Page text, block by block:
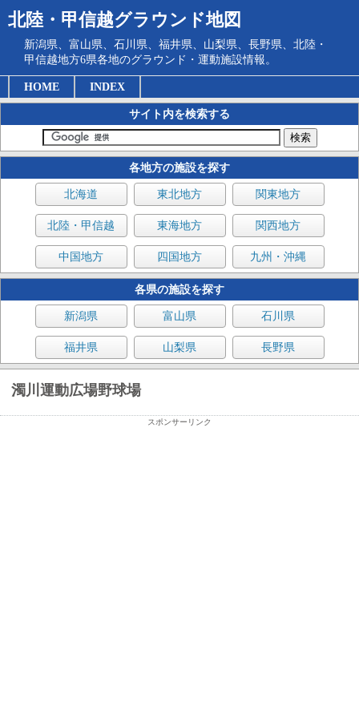
北陸・甲信越グラウンド地図
新潟県、富山県、石川県、福井県、山梨県、長野県、北陸・
甲信越地方6県各地のグラウンド・運動施設情報。
HOME INDEX
サイト内を検索する
各地方の施設を探す
北海道 東北地方 関東地方
北陸・甲信越 東海地方 関西地方
中国地方 四国地方 九州・沖縄
各県の施設を探す
新潟県 富山県 石川県
福井県 山梨県 長野県
濁川運動広場野球場
スポンサーリンク